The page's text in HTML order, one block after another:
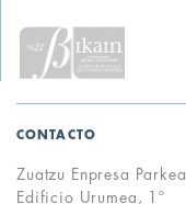
CONTACTO
Zuatzu Enpresa Parkea
Edificio Urumea, 1º